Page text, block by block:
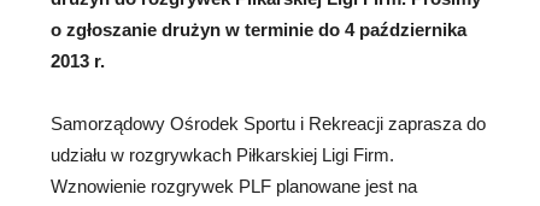
o zgłoszanie drużyn w terminie do 4 października
2013 r.
Samorządowy Ośrodek Sportu i Rekreacji zaprasza do
udziału w rozgrywkach Piłkarskiej Ligi Firm.
Wznowienie rozgrywek PLF planowane jest na